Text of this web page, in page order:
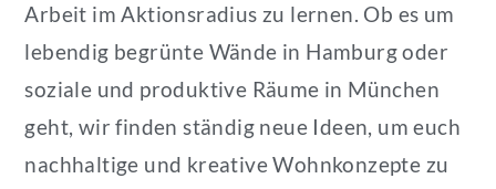
Arbeit im Aktionsradius zu lernen. Ob es um
lebendig begrünte Wände in Hamburg oder
soziale und produktive Räume in München
geht, wir finden ständig neue Ideen, um euch
nachhaltige und kreative Wohnkonzepte zu